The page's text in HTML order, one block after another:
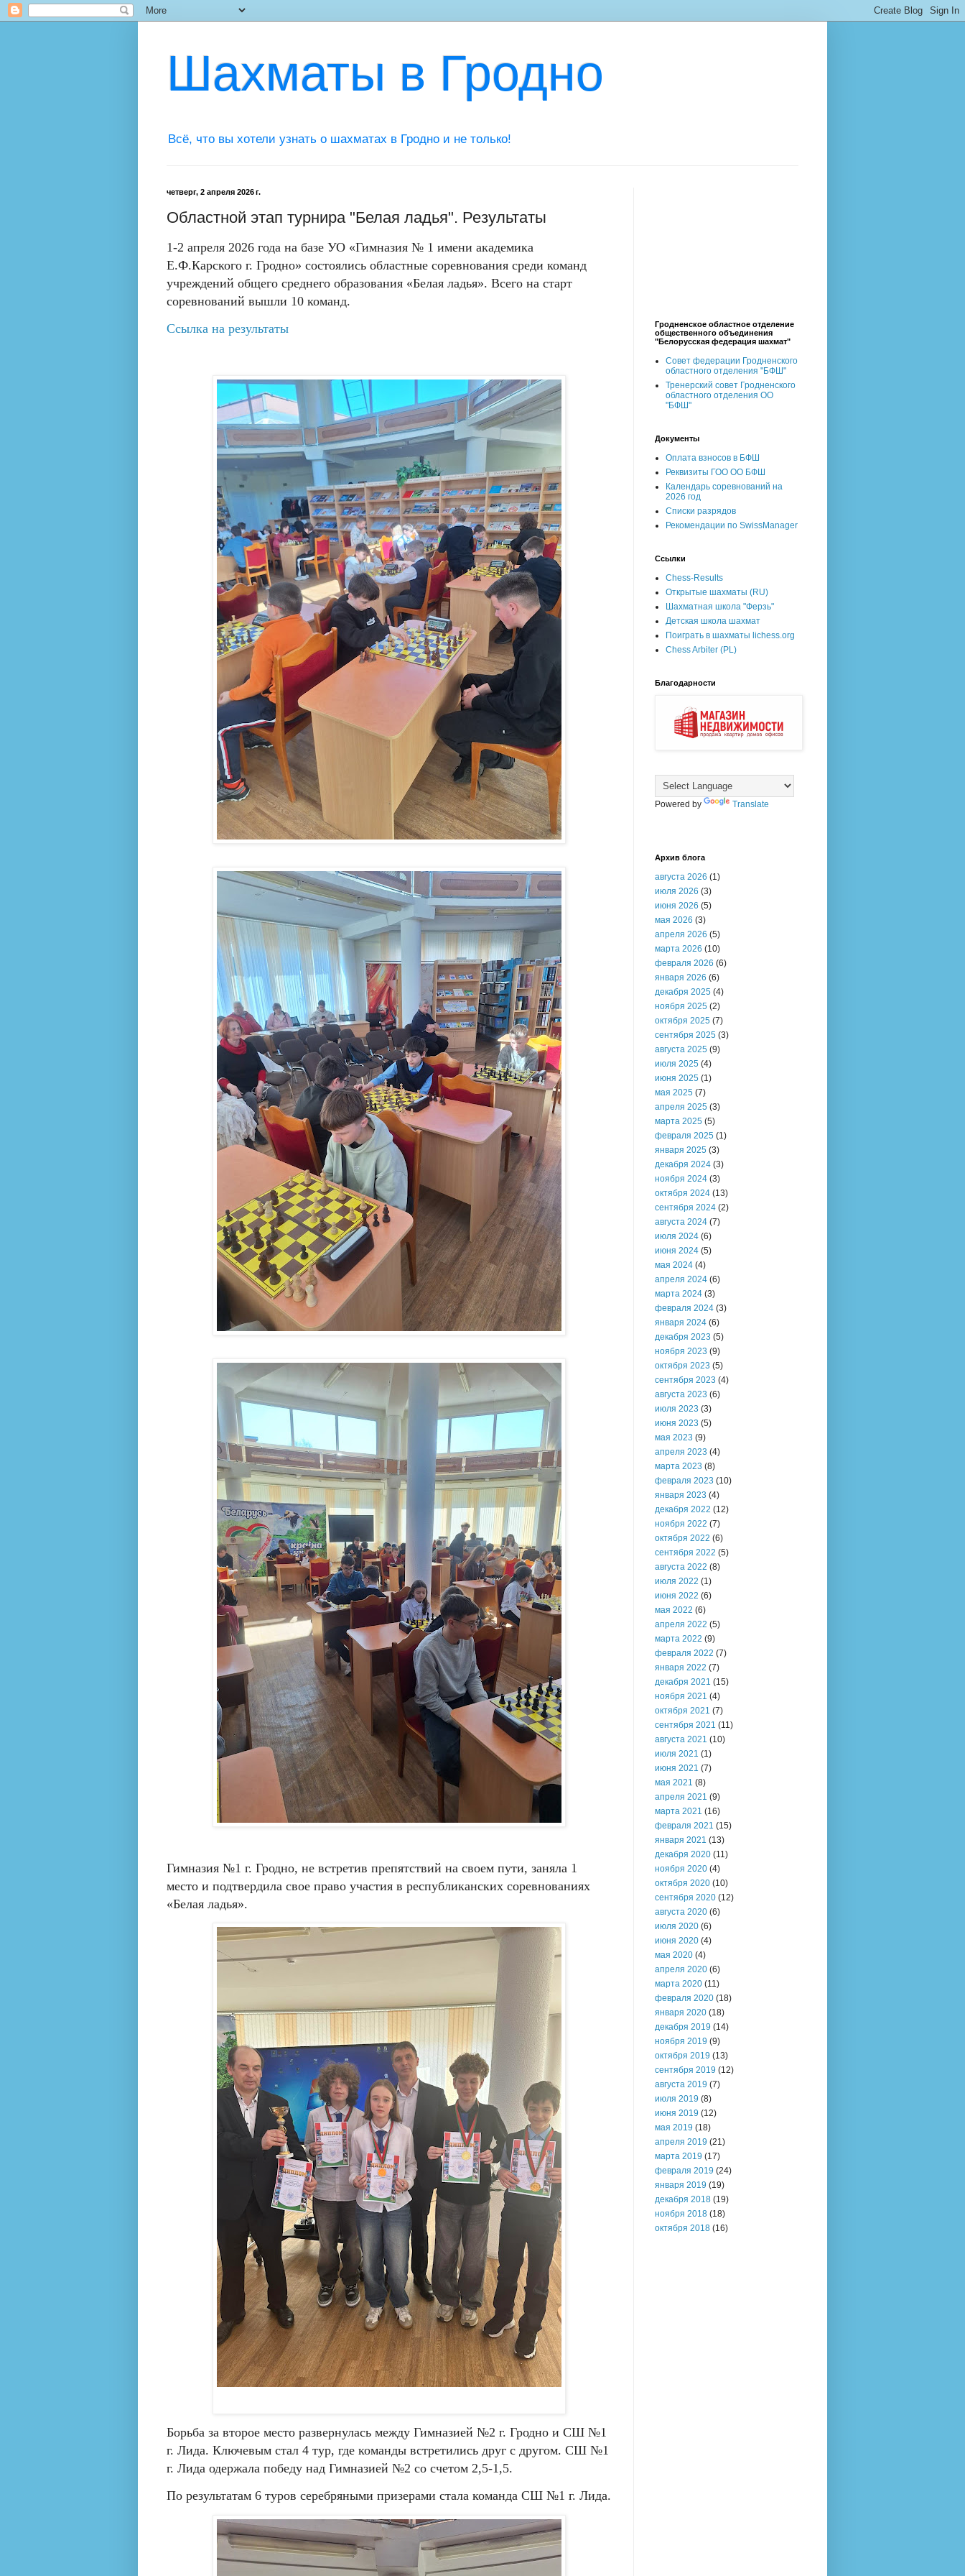
Шахматы в Гродно
Всё, что вы хотели узнать о шахматах в Гродно и не только!
четверг, 2 апреля 2026 г.
Областной этап турнира "Белая ладья". Результаты
1-2 апреля 2026 года на базе УО «Гимназия № 1 имени академика
Е.Ф.Карского г. Гродно» состоялись областные соревнования среди команд
учреждений общего среднего образования «Белая ладья». Всего на старт
соревнований вышли 10 команд.
Ссылка на результаты
Гимназия №1 г. Гродно, не встретив препятствий на своем пути, заняла 1
место и подтвердила свое право участия в республиканских соревнованиях
«Белая ладья».
Борьба за второе место развернулась между Гимназией №2 г. Гродно и СШ №1
г. Лида. Ключевым стал 4 тур, где команды встретились друг с другом. СШ №1
г. Лида одержала победу над Гимназией №2 со счетом 2,5-1,5.
По результатам 6 туров серебряными призерами стала команда СШ №1 г. Лида.
Гродненское областное отделение
общественного объединения
"Белорусская федерация шахмат"
Совет федерации Гродненского
областного отделения "БФШ"
Тренерский совет Гродненского
областного отделения ОО
"БФШ"
Документы
Оплата взносов в БФШ
Реквизиты ГОО ОО БФШ
Календарь соревнований на
2026 год
Списки разрядов
Рекомендации по SwissManager
Ссылки
Chess-Results
Открытые шахматы (RU)
Шахматная школа "Ферзь"
Детская школа шахмат
Поиграть в шахматы lichess.org
Chess Arbiter (PL)
Благодарности
Powered by Translate
Архив блога
августа 2026 (1)
июля 2026 (3)
июня 2026 (5)
мая 2026 (3)
апреля 2026 (5)
марта 2026 (10)
февраля 2026 (6)
января 2026 (6)
декабря 2025 (4)
ноября 2025 (2)
октября 2025 (7)
сентября 2025 (3)
августа 2025 (9)
июля 2025 (4)
июня 2025 (1)
мая 2025 (7)
апреля 2025 (3)
марта 2025 (5)
февраля 2025 (1)
января 2025 (3)
декабря 2024 (3)
ноября 2024 (3)
октября 2024 (13)
сентября 2024 (2)
августа 2024 (7)
июля 2024 (6)
июня 2024 (5)
мая 2024 (4)
апреля 2024 (6)
марта 2024 (3)
февраля 2024 (3)
января 2024 (6)
декабря 2023 (5)
ноября 2023 (9)
октября 2023 (5)
сентября 2023 (4)
августа 2023 (6)
июля 2023 (3)
июня 2023 (5)
мая 2023 (9)
апреля 2023 (4)
марта 2023 (8)
февраля 2023 (10)
января 2023 (4)
декабря 2022 (12)
ноября 2022 (7)
октября 2022 (6)
сентября 2022 (5)
августа 2022 (8)
июля 2022 (1)
июня 2022 (6)
мая 2022 (6)
апреля 2022 (5)
марта 2022 (9)
февраля 2022 (7)
января 2022 (7)
декабря 2021 (15)
ноября 2021 (4)
октября 2021 (7)
сентября 2021 (11)
августа 2021 (10)
июля 2021 (1)
июня 2021 (7)
мая 2021 (8)
апреля 2021 (9)
марта 2021 (16)
февраля 2021 (15)
января 2021 (13)
декабря 2020 (11)
ноября 2020 (4)
октября 2020 (10)
сентября 2020 (12)
августа 2020 (6)
июля 2020 (6)
июня 2020 (4)
мая 2020 (4)
апреля 2020 (6)
марта 2020 (11)
февраля 2020 (18)
января 2020 (18)
декабря 2019 (14)
ноября 2019 (9)
октября 2019 (13)
сентября 2019 (12)
августа 2019 (7)
июля 2019 (8)
июня 2019 (12)
мая 2019 (18)
апреля 2019 (21)
марта 2019 (17)
февраля 2019 (24)
января 2019 (19)
декабря 2018 (19)
ноября 2018 (18)
октября 2018 (16)